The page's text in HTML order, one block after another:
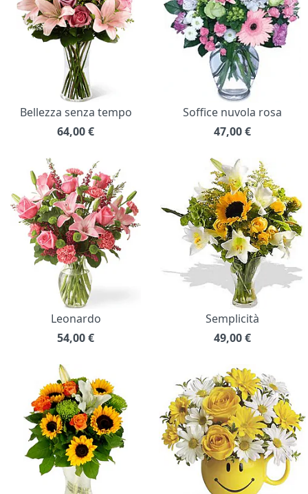
Bellezza senza tempo
64,00€
Soffice nuvola rosa
47,00€
Leonardo
54,00€
Semplicità
49,00€